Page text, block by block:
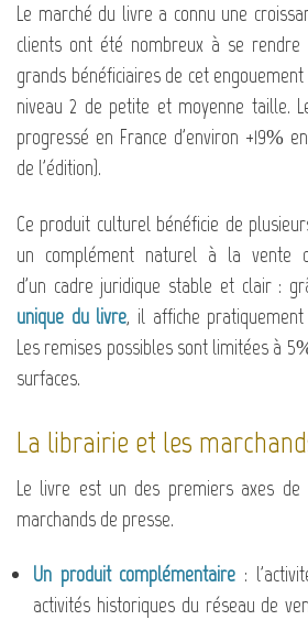
Le marché du livre a connu une
clients ont été nombreux à se rendre
grands bénéficiaires de cet
niveau 2 de petite et moyenne taille.
progressé en France d'environ +19%
de l'édition).
Ce produit culturel bénéficie de
un complément naturel à la vente
d'un cadre juridique stable et clair :
unique du livre, il affiche
Les remises possibles sont limitées à
surfaces.
La librairie et les
Le livre est un des premiers axes de
marchands de presse.
Un produit complémentaire :
activités historiques du réseau de